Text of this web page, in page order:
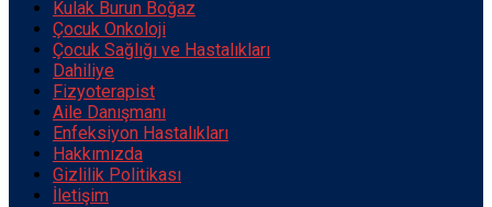
Kulak Burun Boğaz
Çocuk Onkoloji
Çocuk Sağlığı ve Hastalıkları
Dahiliye
Fizyoterapist
Aile Danışmanı
Enfeksiyon Hastalıkları
Hakkımızda
Gizlilik Politikası
İletişim